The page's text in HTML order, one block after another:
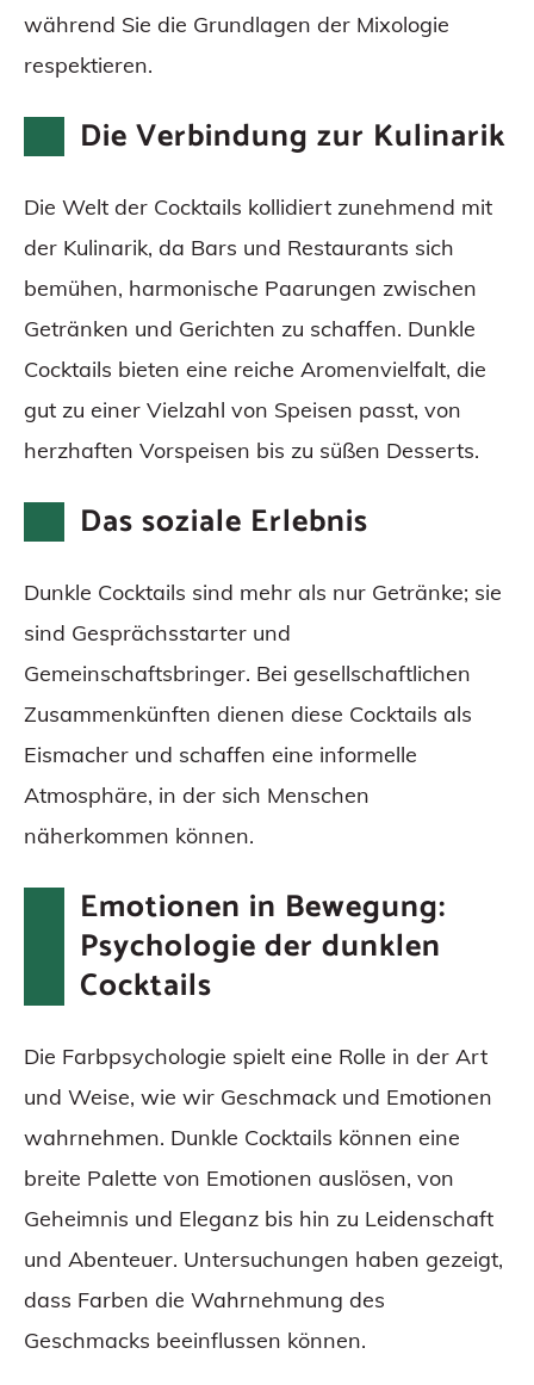
während Sie die Grundlagen der Mixologie
respektieren.
Die Verbindung zur Kulinarik
Die Welt der Cocktails kollidiert zunehmend mit
der Kulinarik, da Bars und Restaurants sich
bemühen, harmonische Paarungen zwischen
Getränken und Gerichten zu schaffen. Dunkle
Cocktails bieten eine reiche Aromenvielfalt, die
gut zu einer Vielzahl von Speisen passt, von
herzhaften Vorspeisen bis zu süßen Desserts.
Das soziale Erlebnis
Dunkle Cocktails sind mehr als nur Getränke; sie
sind Gesprächsstarter und
Gemeinschaftsbringer. Bei gesellschaftlichen
Zusammenkünften dienen diese Cocktails als
Eismacher und schaffen eine informelle
Atmosphäre, in der sich Menschen
näherkommen können.
Emotionen in Bewegung:
Psychologie der dunklen
Cocktails
Die Farbpsychologie spielt eine Rolle in der Art
und Weise, wie wir Geschmack und Emotionen
wahrnehmen. Dunkle Cocktails können eine
breite Palette von Emotionen auslösen, von
Geheimnis und Eleganz bis hin zu Leidenschaft
und Abenteuer. Untersuchungen haben gezeigt,
dass Farben die Wahrnehmung des
Geschmacks beeinflussen können.